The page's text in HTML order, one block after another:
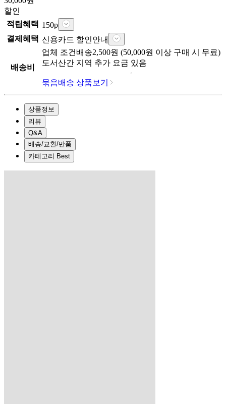
할인
적립혜택 150p
결제혜택 신용카드 할인안내
배송비
업체 조건배송2,500원 (50,000원 이상 구매 시 무료)
도서산간 지역 추가 요금 있음
묶음배송 상품보기
상품정보
리뷰
Q&A
배송/교환/반품
카테고리 Best